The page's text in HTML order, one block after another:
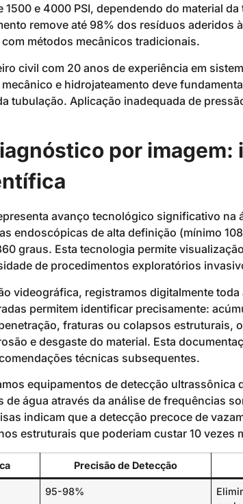
e 4000 PSI, dependendo do material
remove até 98% dos resíduos aderidos
métodos mecânicos tradicionais.
civil com 20 anos de experiência em
e hidrojateamento deve
tubulação. Aplicação inadequada de
por imagem:
avanço tecnológico significativo na
endoscópicas de alta definição (mínimo
graus. Esta tecnologia permite
de procedimentos exploratórios
videográfica, registramos digitalmente
permitem identificar precisamente:
fraturas ou colapsos estruturais,
e desgaste do material. Esta
técnicas subsequentes.
equipamentos de detecção ultrassônica
água através da análise de frequências
indicam que a detecção precoce de
estruturais que poderiam custar 10 vezes
Precisão de Detecção
95-98%